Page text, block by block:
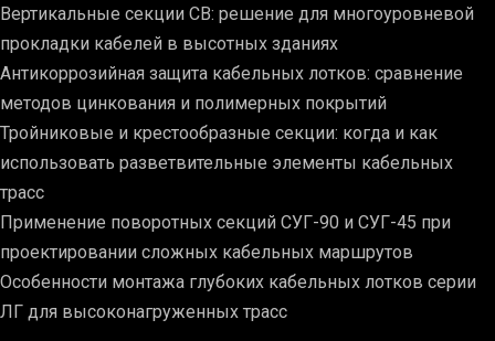
Вертикальные секции СВ: решение для многоуровневой
прокладки кабелей в высотных зданиях
Антикоррозийная защита кабельных лотков: сравнение
методов цинкования и полимерных покрытий
Тройниковые и крестообразные секции: когда и как
использовать разветвительные элементы кабельных
трасс
Применение поворотных секций СУГ-90 и СУГ-45 при
проектировании сложных кабельных маршрутов
Особенности монтажа глубоких кабельных лотков серии
ЛГ для высоконагруженных трасс